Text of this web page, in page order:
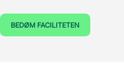
BEDØM FACILITETEN